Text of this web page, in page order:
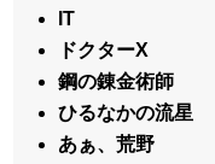
IT
ドクターX
鋼の錬金術師
ひるなかの流星
あぁ、荒野